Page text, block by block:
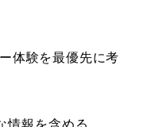
体験を最優先に考
情報を含める